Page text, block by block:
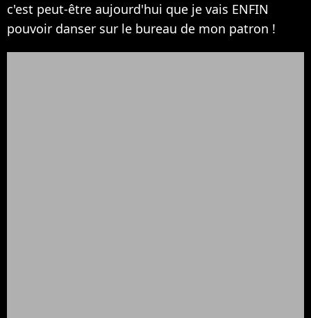
c'est peut-être aujourd'hui que je vais ENFIN
pouvoir danser sur le bureau de mon patron !